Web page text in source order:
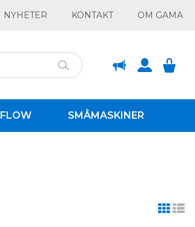
NYHETER KONTAKT OM GAMA
FLOW SMÅMASKINER